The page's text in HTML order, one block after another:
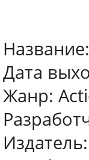
Название:
Дата
Жанр: